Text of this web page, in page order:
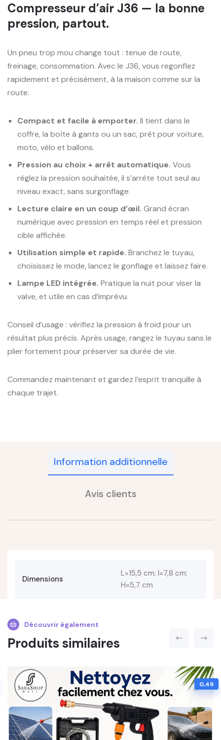
Compresseur d’air J36 — la bonne
pression, partout.
Un pneu trop mou change tout : tenue de route,
freinage, consommation. Avec le J36, vous regonflez
rapidement et précisément, à la maison comme sur la
route.
Compact et facile à emporter. Il tient dans le
coffre, la boîte à gants ou un sac, prêt pour voiture,
moto, vélo et ballons.
Pression au choix + arrêt automatique. Vous
réglez la pression souhaitée, il s’arrête tout seul au
niveau exact, sans surgonflage.
Lecture claire en un coup d’œil. Grand écran
numérique avec pression en temps réel et pression
cible affichée.
Utilisation simple et rapide. Branchez le tuyau,
choisissez le mode, lancez le gonflage et laissez faire.
Lampe LED intégrée. Pratique la nuit pour viser la
valve, et utile en cas d’imprévu.
Conseil d’usage : vérifiez la pression à froid pour un
résultat plus précis. Après usage, rangez le tuyau sans le
plier fortement pour préserver sa durée de vie.
Commandez maintenant et gardez l’esprit tranquille à
chaque trajet.
Information additionnelle
Avis clients
Dimensions
L=15,5 cm; l=7,8 cm;
H=5,7 cm
Découvrir également
Produits similaires
0,49